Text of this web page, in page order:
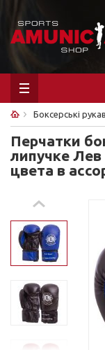
Боксерські
Перчатки
липучке Лев
цвета в